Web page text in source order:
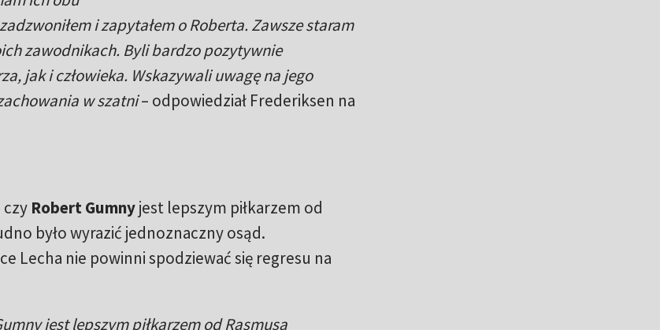
i zapytałem o Roberta. Zawsze staram
zawodnikach. Byli bardzo pozytywnie
jak i człowieka. Wskazywali uwagę na jego
w szatni– odpowiedział Frederiksen na
czy Robert Gumnyjest lepszym piłkarzem od
było wyrazić jednoznaczny osąd.
Lecha nie powinni spodziewać się regresu na
jest lepszym piłkarzem od Rasmusa